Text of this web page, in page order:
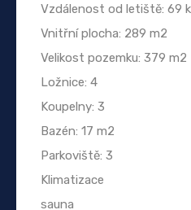
Vzdálenost od letiště: 69
Vnitřní plocha: 289 m2
Velikost pozemku: 379 m2
Ložnice: 4
Koupelny: 3
Bazén: 17 m2
Parkoviště: 3
Klimatizace
sauna